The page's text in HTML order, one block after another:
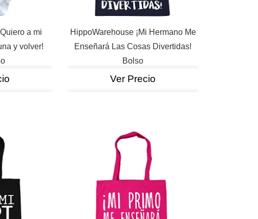
a mi
y volver!
HippoWarehouse ¡Mi Hermano Me
Enseñará Las Cosas Divertidas!
Bolso
Ver Precio